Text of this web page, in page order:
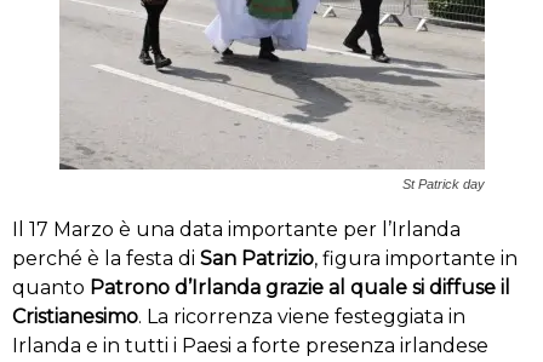
St Patrick day
Il 17 Marzo è una data importante per l’Irlanda
perché è la festa di San Patrizio, figura importante in
quanto Patrono d’Irlanda grazie al quale si diffuse il
Cristianesimo. La ricorrenza viene festeggiata in
Irlanda e in tutti i Paesi a forte presenza irlandese